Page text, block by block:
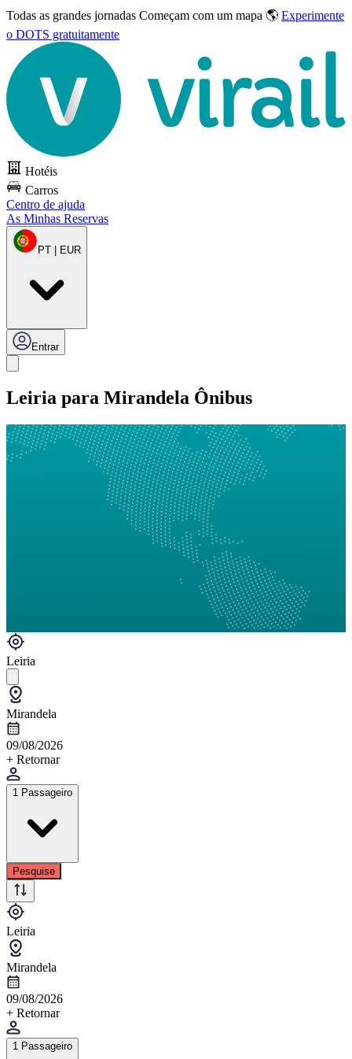
Todas as grandes jornadas Começam com um mapa 🌎 Experimente
o DOTS gratuitamente
Hotéis
Carros
Centro de ajuda
As Minhas Reservas
PT | EUR
Entrar
Leiria para Mirandela Ônibus
Leiria
Mirandela
09/08/2026
+ Retornar
1 Passageiro
Pesquise
Leiria
Mirandela
09/08/2026
+ Retornar
1 Passageiro